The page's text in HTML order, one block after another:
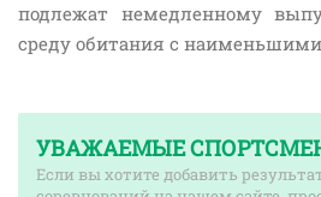
подлежат немедленному
среду обитания с
УВАЖАЕМЫЕ
Если вы хотите добавить